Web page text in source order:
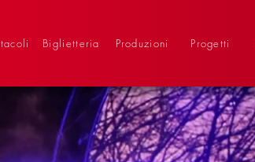
Biglietteria Produzioni Progetti